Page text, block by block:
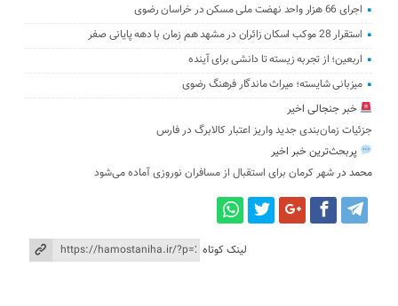
اجرای 66 هزار واحد نهضت ملی مسکن در خراسان رضوی
استقرار 28 موکب اسکان زائران در مشهد هم زمان با دهه پایانی صفر
اربعین؛ از تجربه زیسته تا دانشی برای آینده
میزبانی شایسته؛ میراث ماندگار فرهنگ رضوی
خبر جنجالی اخیر
جزئیات زمان‌بندی جدید واریز اعتبار کالابرگ در فارس
پربحث‌ترین خبر اخیر
محمد درشهر کرمان برای استقبال از مسافران نوروزی آماده می‌شود
لینک کوتاه